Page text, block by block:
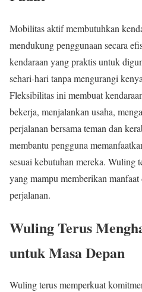
Mobilitas aktif membutuhkan
mendukung penggunaan secara
kendaraan yang praktis untuk
sehari-hari tanpa mengurangi
Fleksibilitas ini membuat
bekerja, menjalankan usaha,
perjalanan bersama teman dan
membantu pengguna
sesuai kebutuhan mereka. Wuling
yang mampu memberikan manfaat
perjalanan.
Wuling Terus
untuk Masa Depan
Wuling terus memperkuat